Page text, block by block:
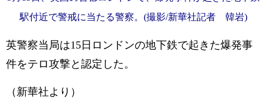
駅付近で警戒に当たる警察。(撮影/新華社記者 韓岩)
英警察当局は15日ロンドンの地下鉄で起きた爆発事
件をテロ攻撃と認定した。
（新華社より）